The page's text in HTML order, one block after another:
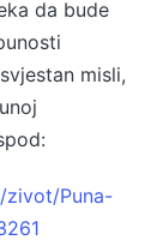
da bude
misli,
zivot/Puna-